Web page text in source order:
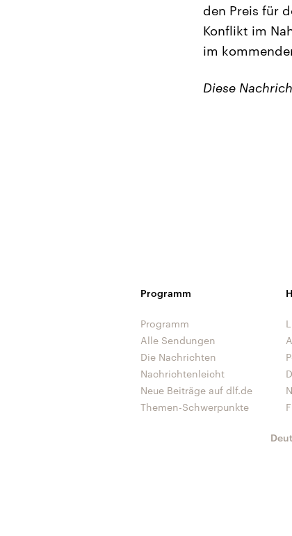
den Preis für
Konflikt im
im
Diese
Programm
Programm
Alle Sendungen
Die Nachrichten
Nachrichtenleicht
Neue Beiträge auf dlf.de
Themen-Schwerpunkte